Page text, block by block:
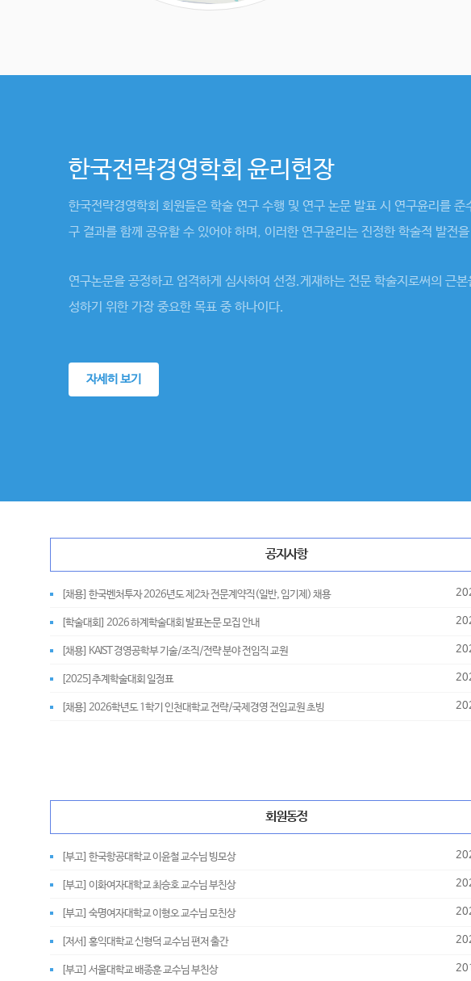
한국전략경영학회 윤리헌장
한국전략경영학회 회원들은 학술 연구 수행 및 연구 논문 발표 시 연구윤리를
구 결과를 함께 공유할 수 있어야 하며, 이러한 연구윤리는 진정한 학술적 발전
연구논문을 공정하고 엄격하게 심사하여 선정.게재하는 전문 학술지로써의 근
성하기 위한 가장 중요한 목표 중 하나이다.
자세히 보기
공지사항
[채용] 한국벤처투자 2026년도 제2차 전문계약직(일반, 임기제) 채용
[학술대회] 2026 하계학술대회 발표논문 모집 안내
[채용] KAIST 경영공학부 기술/조직/전략 분야 전임직 교원
[2025]추계학술대회 일정표
[채용] 2026학년도 1학기 인천대학교 전략/국제경영 전임교원 초빙
회원동정
[부고] 한국항공대학교 이윤철 교수님 빙모상
[부고] 이화여자대학교 최승호 교수님 부친상
[부고] 숙명여자대학교 이형오 교수님 모친상
[저서] 홍익대학교 신형덕 교수님 편저 출간
[부고] 서울대학교 배종훈 교수님 부친상